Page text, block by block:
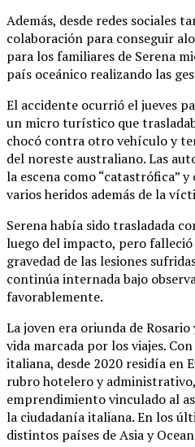
Además, desde redes sociales
colaboración para conseguir
para los familiares de Serena
país oceánico realizando las
El accidente ocurrió el jueves
un micro turístico que
chocó contra otro vehículo y
del noreste australiano. Las
la escena como “catastrófica”
varios heridos además de la
Serena había sido trasladada
luego del impacto, pero falleció
gravedad de las lesiones
continúa internada bajo
favorablemente.
La joven era oriunda de
vida marcada por los viajes.
italiana, desde 2020 residía en
rubro hotelero y
emprendimiento vinculado al
la ciudadanía italiana. En los
distintos países de Asia y